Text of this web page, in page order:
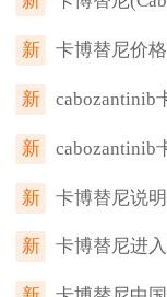
新 卡博替尼价
新 cabozantinib
新 cabozantinib
新 卡博替尼说
新 卡博替尼进